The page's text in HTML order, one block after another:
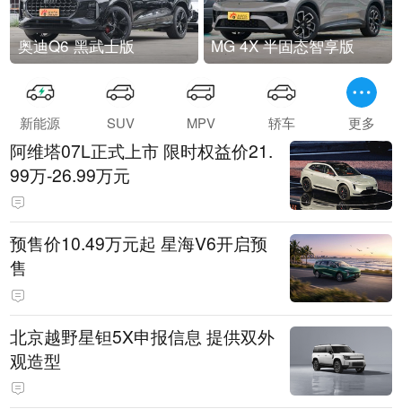
奥迪Q6 黑武士版 MG 4X 半固态智享版
新能源 SUV MPV 轿车 更多
阿维塔07L正式上市 限时权益价21.
99万-26.99万元
预售价10.49万元起 星海V6开启预
售
北京越野星钽5X申报信息 提供双外
观造型